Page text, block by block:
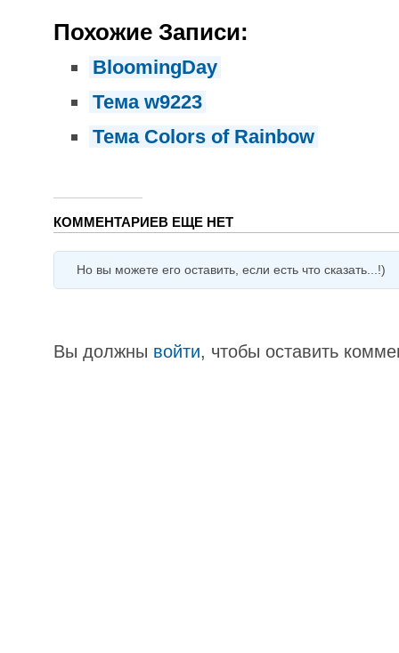
Похожие Записи:
BloomingDay
Тема w9223
Тема Colors of Rainbow
КОММЕНТАРИЕВ ЕЩЕ НЕТ
Но вы можете его оставить, если есть что сказать...!)
Вы должны войти, чтобы оставить